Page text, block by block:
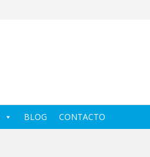
BLOG CONTACTO